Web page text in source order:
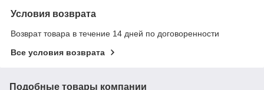
Условия возврата
Возврат товара в течение 14 дней по договоренности
Все условия возврата
Подобные товары компании